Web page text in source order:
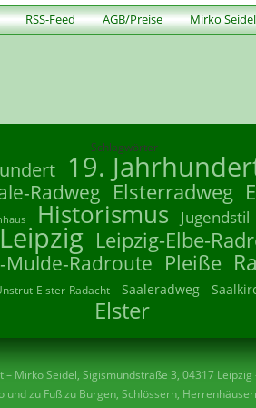
RSS-Feed AGB/Preise Mirko
Schlagwörter
19.
Radweg Elsterradweg
Historismus Jugendstil
Leipzig Leipzig-Elbe-
Mulde-Radroute Pleiße
Elster-Radacht Saaleradweg
Elster
Mirko Seidel, Sigismundstraße 3, 04317 Leipzig
und zu Fuß zu Burgen, Schlössern,